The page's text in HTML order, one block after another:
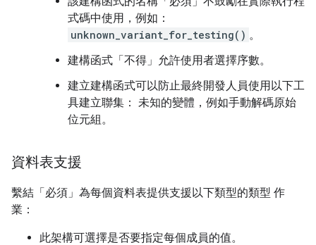
式碼中使用，例如：
unknown_variant_for_testing() 。
建構函式「不得」允許使用者選擇序數。
建立建構函式可以防止最終開發人員使用以下工
具建立聯集： 未知的變體，例如手動解碼原始
位元組。
資料表支援
繫結「必須」為每個資料表提供支援以下類型的類型 作
業：
此架構可選擇是否要指定每個成員的值。